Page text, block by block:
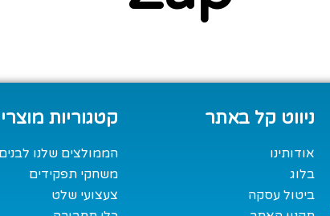
קטגוריות
הממולצים שלנו
משחקי תפקידים
צעצועי שלט
ניווט קל באתר
אודותינו
בלוג
ביטול עסקה